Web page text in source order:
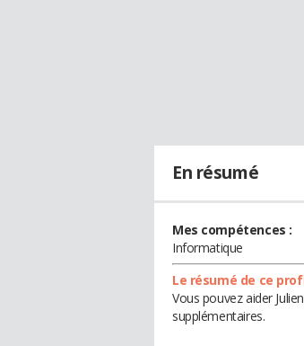
En résumé
Mes compétences :
Informatique
Le résumé de ce
Vous pouvez aider
supplémentaires.